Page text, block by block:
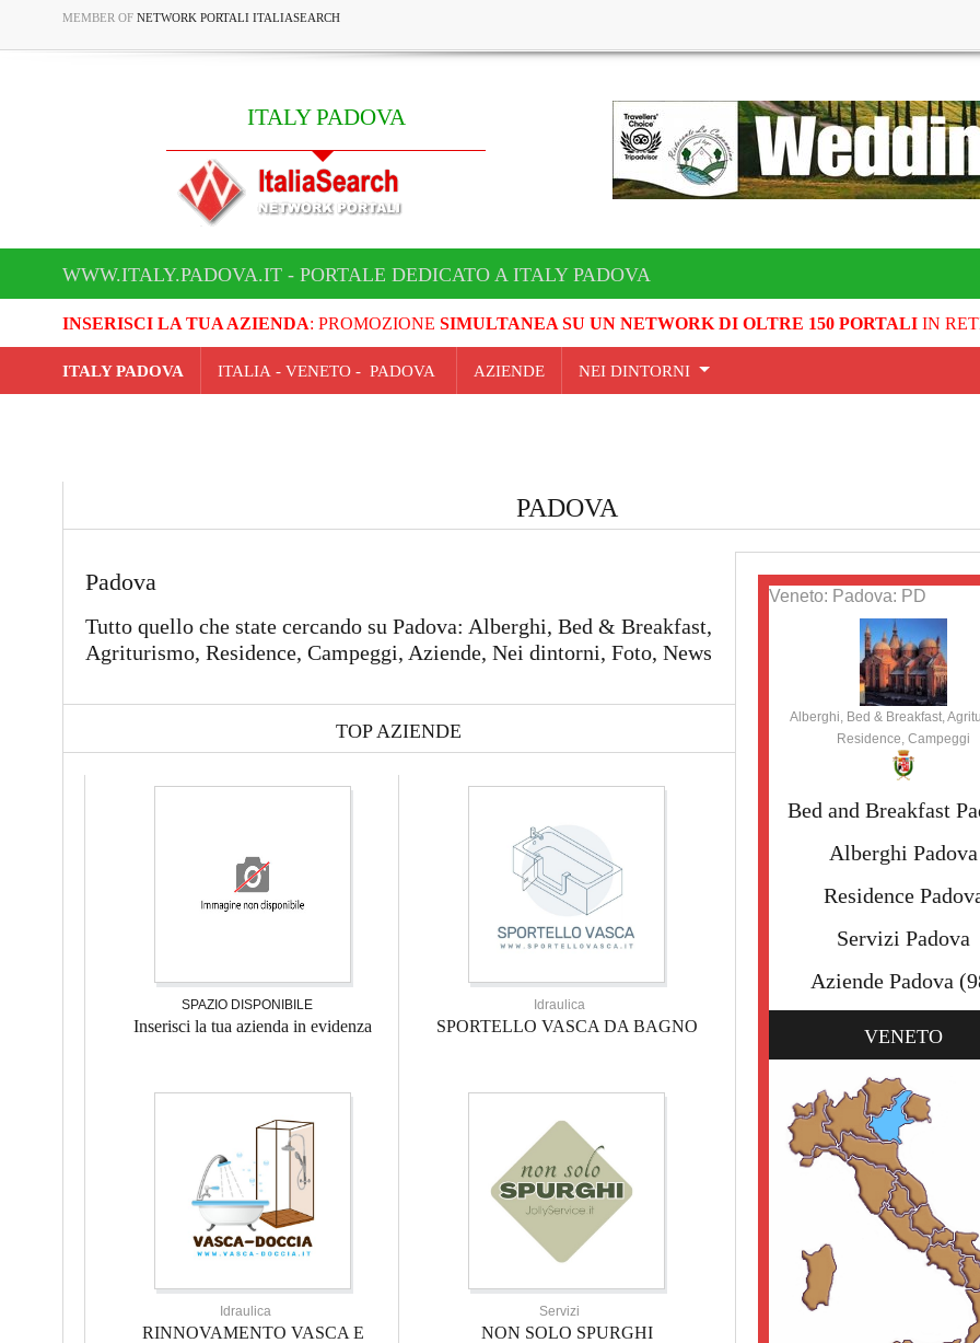
MEMBER OF NETWORK PORTALI ITALIASEARCH
ITALY PADOVA
WWW.ITALY.PADOVA.IT - PORTALE DEDICATO A ITALY PADOVA
INSERISCI LA TUA AZIENDA: PROMOZIONE SIMULTANEA SU UN NETWORK DI OLTRE 150 PORTALIIN
ITALY PADOVA ITALIA - VENETO - PADOVA AZIENDE NEI DINTORNI
PADOVA
Padova
Tutto quello che state cercando su Padova: Alberghi, Bed & Breakfast,
Agriturismo, Residence, Campeggi, Aziende, Nei dintorni, Foto, News
TOP AZIENDE
SPAZIO DISPONIBILE
Inserisci la tua azienda in evidenza
Idraulica
SPORTELLO VASCA DA BAGNO
Idraulica
RINNOVAMENTO VASCA E
Servizi
NON SOLO SPURGHI
Veneto: Padova: PD
Alberghi, Bed & Breakfast,
Residence, Campeggi
Bed and Breakfast
Alberghi Padova
Residence
Servizi Padova
Aziende Padova
VENETO